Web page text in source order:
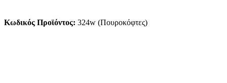
Κωδικός Προϊόντος: 324w (Πουροκόφτες)